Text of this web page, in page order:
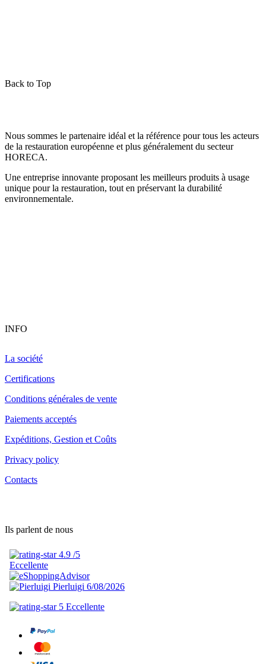
Back to Top
Nous sommes le partenaire idéal et la référence pour tous les acteurs
de la restauration européenne et plus généralement du secteur
HORECA.
Une entreprise innovante proposant les meilleurs produits à usage
unique pour la restauration, tout en préservant la durabilité
environnementale.
INFO
La société
Certifications
Conditions générales de vente
Paiements acceptés
Expéditions, Gestion et Coûts
Privacy policy
Contacts
Ils parlent de nous